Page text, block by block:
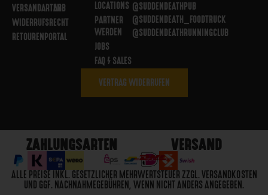
VERSANDARTEN
WIDERRUFSRECHT
RETOURENPORTAL
AGB
LOCATIONS
PARTNER
WERDEN
JOBS
FAQ / SALES
@SUDDENDEATHPUB
@SUDDENDEATH_FOODTRUCK
@SUDDENDEATHRUNNINGCLUB
VERTRAG WIDERRUFEN
ZAHLUNGSARTEN VERSAND
ALLE PREISE INKL. GESETZLICHER MEHRWERTSTEUER ZZGL. VERSANDKOSTEN
UND GGF. NACHNAHMEGEBÜHREN, WENN NICHT ANDERS ANGEGEBEN.